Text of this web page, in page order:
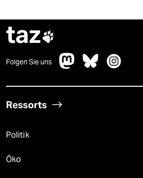
taz
Folgen Sie uns
Ressorts
Politik
Öko